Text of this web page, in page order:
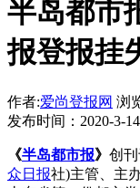
半岛都市
报登报挂
作者:爱尚登报网 浏
发布时间：2020-3-
《半岛都市报》 创
众日报社)主管、主